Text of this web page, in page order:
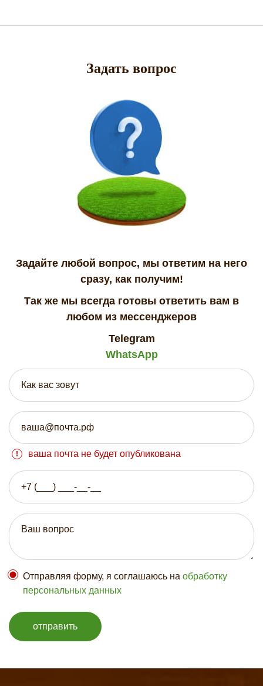
Задать вопрос
Задайте любой вопрос, мы ответим на него
сразу, как получим!
Так же мы всегда готовы ответить вам в
любом из мессенджеров
Telegram
WhatsApp
ваша почта не будет опубликована
Отправляя форму, я соглашаюсь на обработку
персональных данных
отправить